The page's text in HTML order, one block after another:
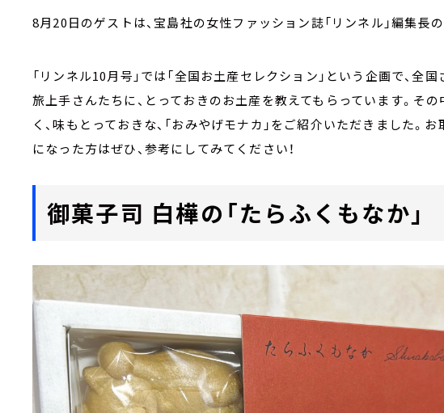
8月20日のゲストは、宝島社の女性ファッション誌「リンネル」編集長
「リンネル10月号」では「全国お土産セレクション」という企画で、全
旅上手さんたちに、とっておきのお土産を教えてもらっています。その
く、味もとっておきな、「おみやげモナカ」をご紹介いただきました。
になった方はぜひ、参考にしてみてください！
御菓子司 白樺の「たらふくもなか」